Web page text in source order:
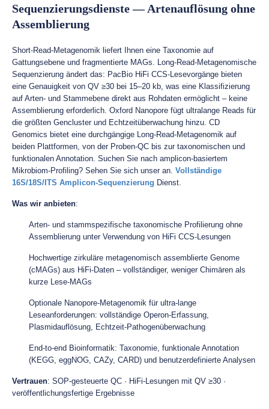
Sequenzierungsdienste — Artenauflösung ohne
Assemblierung
Short-Read-Metagenomik liefert Ihnen eine Taxonomie auf
Gattungsebene und fragmentierte MAGs. Long-Read-Metagenomische
Sequenzierung ändert das: PacBio HiFi CCS-Lesevorgänge bieten
eine Genauigkeit von QV ≥30 bei 15–20 kb, was eine Klassifizierung
auf Arten- und Stammebene direkt aus Rohdaten ermöglicht – keine
Assemblierung erforderlich. Oxford Nanopore fügt ultralange Reads für
die größten Gencluster und Echtzeitüberwachung hinzu. CD
Genomics bietet eine durchgängige Long-Read-Metagenomik auf
beiden Plattformen, von der Proben-QC bis zur taxonomischen und
funktionalen Annotation. Suchen Sie nach amplicon-basiertem
Mikrobiom-Profiling? Sehen Sie sich unser an. Vollständige
16S/18S/ITS Amplicon-Sequenzierung Dienst.
Was wir anbieten:
Arten- und stammspezifische taxonomische Profilierung ohne
Assemblierung unter Verwendung von HiFi CCS-Lesungen
Hochwertige zirkuläre metagenomisch assemblierte Genome
(cMAGs) aus HiFi-Daten – vollständiger, weniger Chimären als
kurze Lese-MAGs
Optionale Nanopore-Metagenomik für ultra-lange
Leseanforderungen: vollständige Operon-Erfassung,
Plasmidauflösung, Echtzeit-Pathogenüberwachung
End-to-end Bioinformatik: Taxonomie, funktionale Annotation
(KEGG, eggNOG, CAZy, CARD) und benutzerdefinierte Analysen
Vertrauen: SOP-gesteuerte QC · HiFi-Lesungen mit QV ≥30 ·
veröffentlichungsfertige Ergebnisse